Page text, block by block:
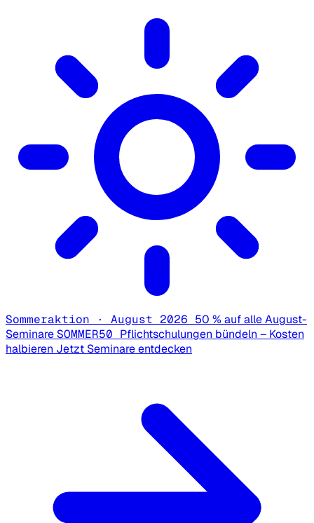
Sommeraktion · August 2026 50 % auf alle August-
SeminareSOMMER50 Pflichtschulungen bündeln – Kosten
halbieren Jetzt Seminare entdecken